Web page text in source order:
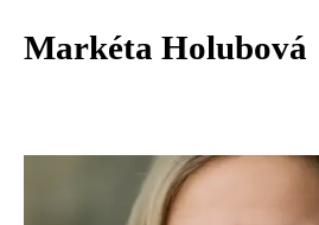
Markéta Holubová